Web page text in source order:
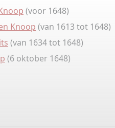
(voor 1648)
Knoop (van 1613 tot 1648)
(van 1634 tot 1648)
(6 oktober 1648)